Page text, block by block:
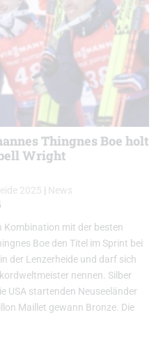
Thingnes Boe holt
Wright
2025 | News
Kombination mit der besten
Boe den Titel im Sprint bei
der Lenzerheide und darf sich
nennen. Silber
USA startenden Neuseeländer
Maillet gewann Bronze. Die